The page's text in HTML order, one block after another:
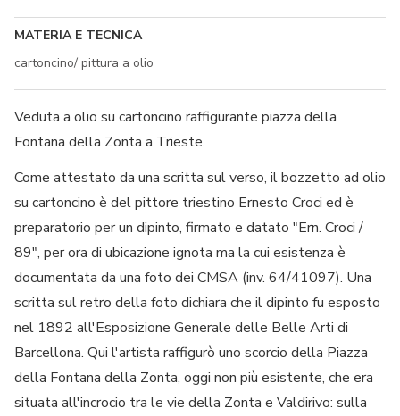
MATERIA E TECNICA
cartoncino/ pittura a olio
Veduta a olio su cartoncino raffigurante piazza della
Fontana della Zonta a Trieste.
Come attestato da una scritta sul verso, il bozzetto ad olio
su cartoncino è del pittore triestino Ernesto Croci ed è
preparatorio per un dipinto, firmato e datato "Ern. Croci /
89", per ora di ubicazione ignota ma la cui esistenza è
documentata da una foto dei CMSA (inv. 64/41097). Una
scritta sul retro della foto dichiara che il dipinto fu esposto
nel 1892 all'Esposizione Generale delle Belle Arti di
Barcellona. Qui l'artista raffigurò uno scorcio della Piazza
della Fontana della Zonta, oggi non più esistente, che era
situata all'incrocio tra le vie della Zonta e Valdirivo: sulla